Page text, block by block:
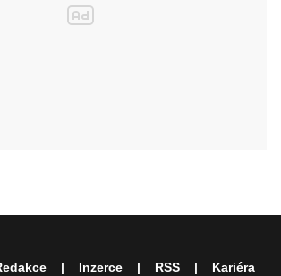
Inzerce RSS Kariéra